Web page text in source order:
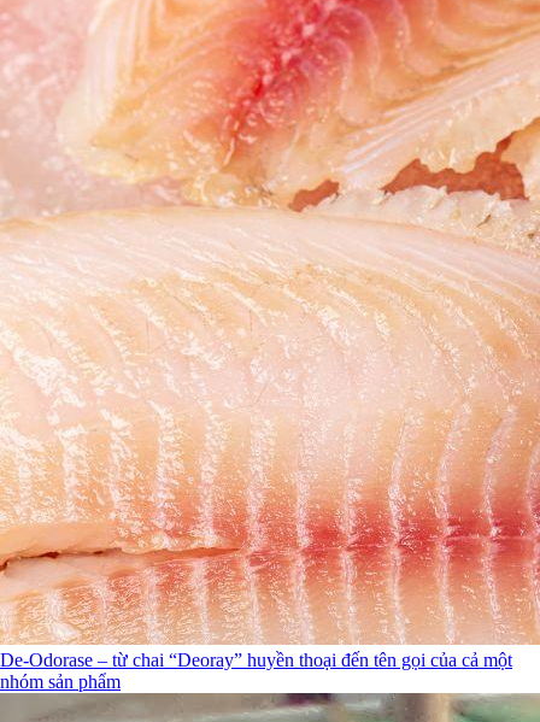
De-Odorase – từ chai “Deoray” huyền thoại đến tên gọi của cả một
nhóm sản phẩm